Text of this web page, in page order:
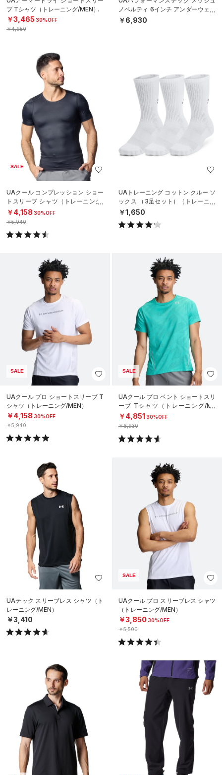
ブ Tシャツ（トレーニング/MEN）
￥3,465 30%OFF
￥4,950
ノベルティ 6インチ アンダーウェア
（3枚セット）（トレーニング/ME
￥6,930
SALE
UAクール コンプレッション ショー
トスリーブ シャツ（トレーニング/
MEN）
￥4,158 30%OFF
￥5,940
UAトレーニング コットン クルー ソ
ックス （3足セット）（トレーニン
グ/UNISEX）
￥1,650
SALE
UAクール プロ ショートスリーブ T
シャツ（トレーニング/MEN）
￥4,158 30%OFF
￥5,940
SALE
UAクール プロ ベント ショートスリ
ーブ Tシャツ（トレーニング/ME
N）
￥4,851 30%OFF
￥6,930
UAテック スリーブレス シャツ（ト
レーニング/MEN）
￥3,410
SALE
UAクール プロ スリーブレス シャツ
（トレーニング/MEN）
￥3,850 30%OFF
￥5,500